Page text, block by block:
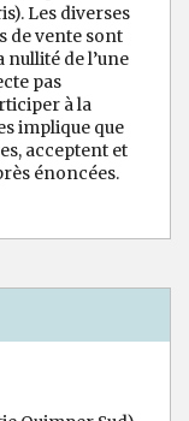
Les diverses
de vente sont
nullité de l’une
pas
à la
implique que
acceptent et
énoncées.